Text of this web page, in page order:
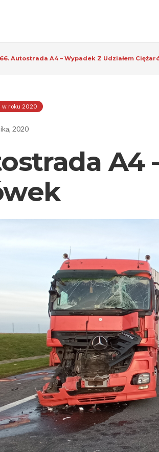
66. Autostrada A4 – Wypadek Z Udziałem
roku 2020
2020
A4